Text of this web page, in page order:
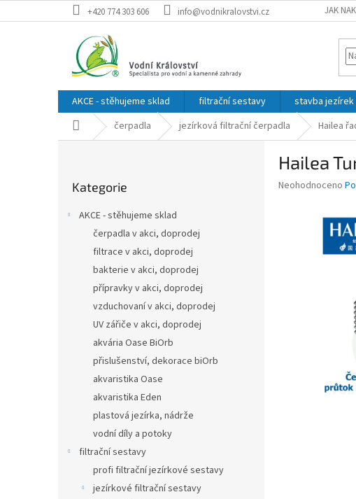
na
+420 774 303 606 info@vodnikralovstvi.cz JAK
AKCE - stěhujeme sklad filtrační sestavy stavba jezírek
Domů čerpadla jezírková filtrační čerpadla Hailea
kategorie
Kategorie
AKCE - stěhujeme sklad
čerpadla v akci, doprodej
filtrace v akci, doprodej
bakterie v akci, doprodej
přípravky v akci, doprodej
vzduchovaní v akci, doprodej
UV zářiče v akci, doprodej
akvária Oase BiOrb
přislušenství, dekorace biOrb
akvaristika Oase
akvaristika Eden
plastová jezírka, nádrže
vodní díly a potoky
filtrační sestavy
profi filtrační jezírkové sestavy
jezírkové filtrační sestavy
Hailea
Průměrné
Neohodnoceno